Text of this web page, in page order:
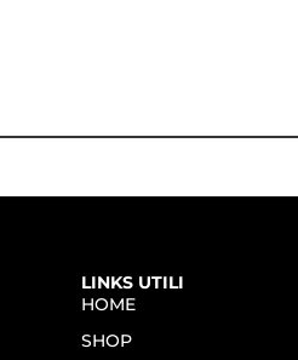
LINKS UTILI
HOME
SHOP